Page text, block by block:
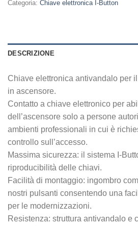
Categoria: Chiave elettronica I-Button
DESCRIZIONE
Chiave elettronica antivandalo per
in ascensore.
Contatto a chiave elettronico per
dell’ascensore solo a persone
ambienti professionali in cui è
controllo sull’accesso.
Massima sicurezza: il sistema I-
riproducibilità delle chiavi.
Facilità di montaggio: ingombro
nostri pulsanti consentendo una
per le modernizzazioni.
Resistenza: struttura antivandalo e